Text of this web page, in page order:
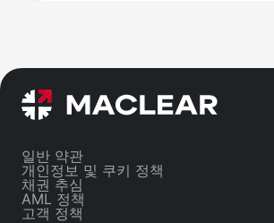
일반 약관
개인정보 및 쿠키 정책
채권 추심
AML 정책
고객 정책